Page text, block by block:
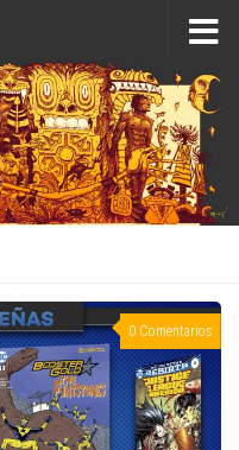
0 Comentarios